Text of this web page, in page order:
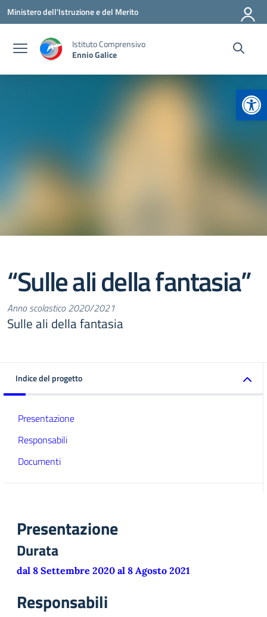
Vai ai contenuti
Vai al menu di navigazione
Vai al footer
Ministero dell'Istruzione e del Merito
Istituto Comprensivo
Ennio Galice
“Sulle ali della fantasia”
Anno scolastico 2020/2021
Sulle ali della fantasia
Indice del progetto
Presentazione
Responsabili
Documenti
Presentazione
Durata
dal 8 Settembre 2020 al 8 Agosto 2021
Responsabili